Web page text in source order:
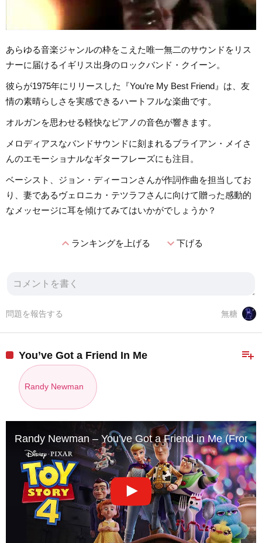
あらゆる音楽ジャンルの枠をこえた唯一無二のサウンドをリス
ナーに届けるイギリス出身のロックバンド・クイーン。
彼らが1975年にリリースした『You’re My Best Friend』は、友
情の素晴らしさを実感できるハートフルな楽曲です。
オルガンを思わせる軽快なピアノの音色が響きます。
メロディアスなバンドサウンドに刻まれるブライアン・メイさ
んのエモーショナルなギターフレーズにも注目。
ベーシスト、ジョン・ディーコンさんが作詞作曲を担当してお
り、妻であるヴェロニカ・テツラフさんに向けて贈った感動的
なメッセージに耳を傾けてみてはいかがでしょうか？
expand_lessランキングを上げる expand_more下げる
無糖
問題を報告する
playlist_add
You’ve Got a Friend In Me
Randy Newman
Randy Newman – You’ve Got a Friend in Me (From